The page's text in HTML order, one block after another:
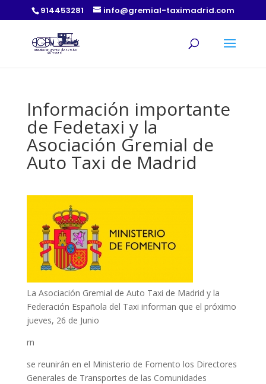
914453281 info@gremial-taximadrid.com
Información importante
de Fedetaxi y la
Asociación Gremial de
Auto Taxi de Madrid
La Asociación Gremial de Auto Taxi de Madrid y la
Federación Española del Taxi informan que el próximo
jueves, 26 de Junio
rn
se reunirán en el Ministerio de Fomento los Directores
Generales de Transportes de las Comunidades